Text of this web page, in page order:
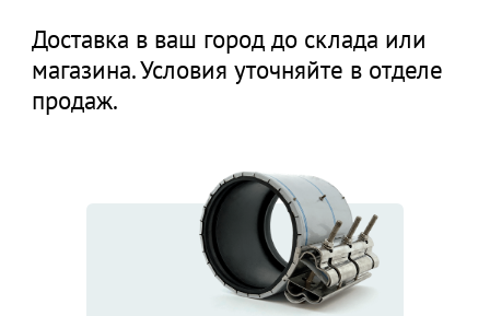
Доставка в ваш город до склада или
магазина. Условия уточняйте в отделе
продаж.